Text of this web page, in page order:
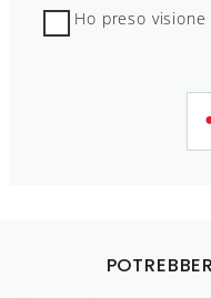
Ho preso visione